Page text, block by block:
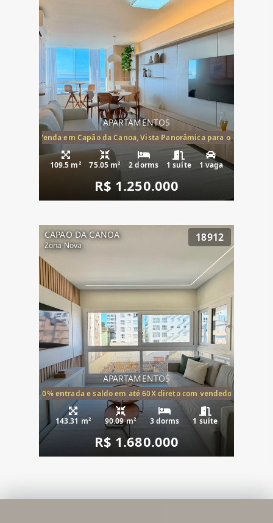
APARTAMENTOS
Mar à Venda em Capão da Canoa, Vista Panorâmica para o Mar, 2
109.5 m² 75.05 m² 2 dorms 1 suíte 1 vaga
R$ 1.250.000
CAPAO DA CANOA
Zona Nova
18912
APARTAMENTOS
20% entrada e saldo em até 60X direto com vendedor
143.31 m² 90.09 m² 3 dorms 1 suíte
R$ 1.680.000